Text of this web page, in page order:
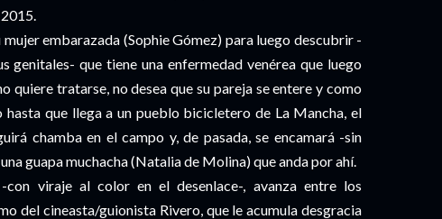
mujer embarazada (Sophie Gómez) para luego descubrir -
genitales- que tiene una enfermedad venérea que luego
quiere tratarse, no desea que su pareja se entere y como
que llega a un pueblo bicicletero de La Mancha, el
chamba en el campo y, de pasada, se encamará -sin
guapa muchacha (Natalia de Molina) que anda por ahí.
viraje al color en el desenlace-, avanza entre los
del cineasta/guionista Rivero, que le acumula desgracia